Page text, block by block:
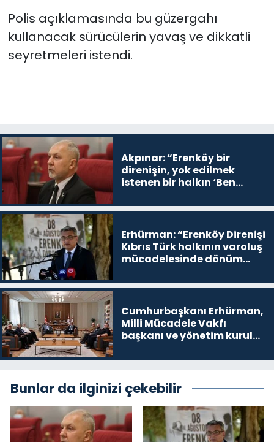
Polis açıklamasında bu güzergahı
kullanacak sürücülerin yavaş ve dikkatli
seyretmeleri istendi.
Akpınar: “Erenköy bir
direnişin, yok edilmek
istenen bir halkın ‘Ben
devam edeceğim’ dediği
Erhürman: “Erenköy Direnişi
Kıbrıs Türk halkının varoluş
mücadelesinde dönüm
Cumhurbaşkanı Erhürman,
Milli Mücadele Vakfı
başkanı ve yönetim kurulu
Bunlar da ilginizi çekebilir
Teknoloji
TÜRKiYE
Yazarlar